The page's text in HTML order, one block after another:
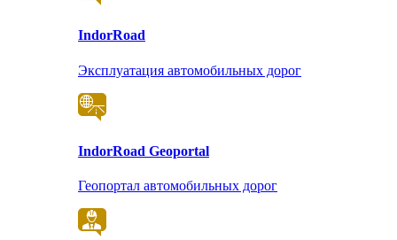
IndorRoad
Эксплуатация автомобильных дорог
IndorRoad Geoportal
Геопортал автомобильных дорог